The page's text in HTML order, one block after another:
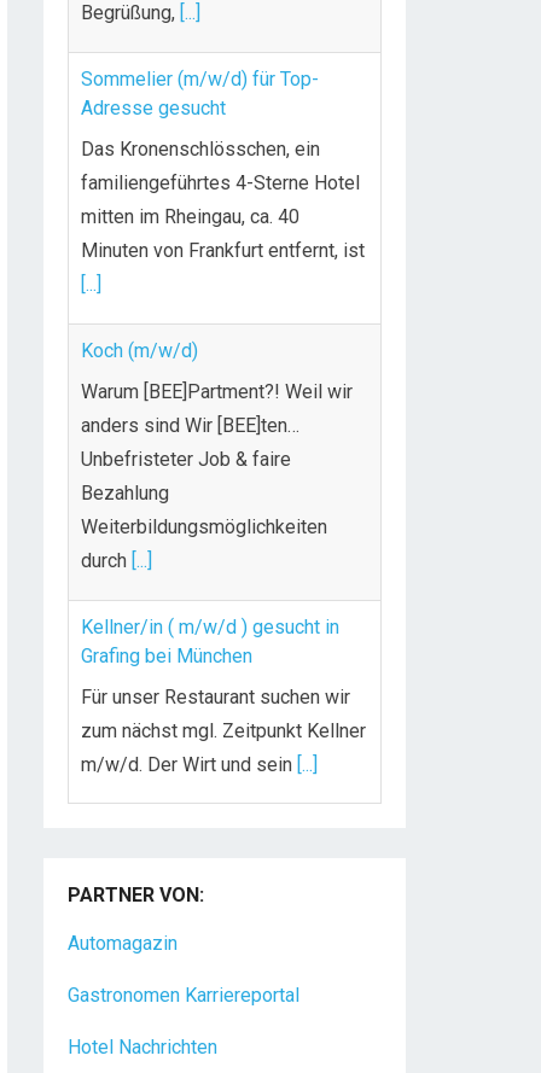
Begrüßung, [...]
Sommelier (m/w/d) für Top-
Adresse gesucht
Das Kronenschlösschen, ein
familiengeführtes 4-Sterne Hotel
mitten im Rheingau, ca. 40
Minuten von Frankfurt entfernt, ist
[...]
Koch (m/w/d)
Warum [BEE]Partment?! Weil wir
anders sind Wir [BEE]ten…
Unbefristeter Job & faire
Bezahlung
Weiterbildungsmöglichkeiten
durch [...]
Kellner/in ( m/w/d ) gesucht in
Grafing bei München
Für unser Restaurant suchen wir
zum nächst mgl. Zeitpunkt Kellner
m/w/d. Der Wirt und sein [...]
Dein Arbeitsplatz mit
Urlaubsfeeling Chef de Rang
Leidenschaft und liebst[...]
PARTNER VON:
Automagazin
Gastronomen Karriereportal
Hotel Nachrichten